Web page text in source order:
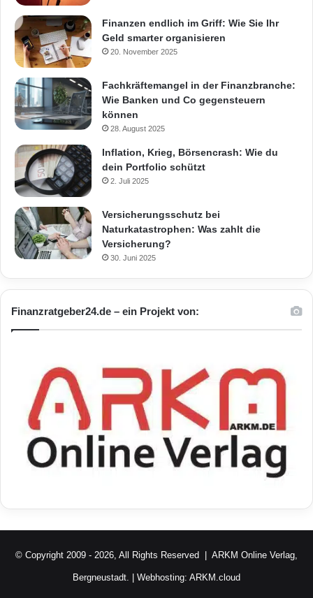
Finanzen endlich im Griff: Wie Sie Ihr
Geld smarter organisieren
20. November 2025
Fachkräftemangel in der Finanzbranche:
Wie Banken und Co gegensteuern
können
28. August 2025
Inflation, Krieg, Börsencrash: Wie du
dein Portfolio schützt
2. Juli 2025
Versicherungsschutz bei
Naturkatastrophen: Was zahlt die
Versicherung?
30. Juni 2025
Finanzratgeber24.de – ein Projekt von:
© Copyright 2009 - 2026, All Rights Reserved | ARKM Online Verlag,
Bergneustadt. | Webhosting: ARKM.cloud